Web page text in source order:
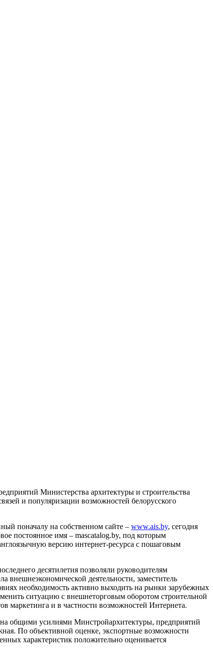
Министерства архитектуры и строительства
и популяризации возможностей белорусского
поначалу на собственном сайте – www.ais.by, сегодня
постоянное имя – mascatalog.by, под которым
версию интернет-ресурса с пошаговым
десятилетия позволяли руководителям
внешнеэкономической деятельности, заместитель
необходимость активно выходить на рынки зарубежных
ситуацию с внешнеторговым оборотом строительной
маркетинга и в частности возможностей Интернета.
общими усилиями Минстройархитектуры, предприятий
По объективной оценке, экспортные возможности
характеристик положительно оценивается